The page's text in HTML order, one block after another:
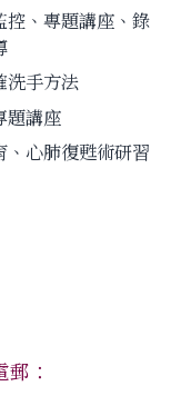
控、專題講座、錄
洗手方法
題講座
心肺復甦術研習
：